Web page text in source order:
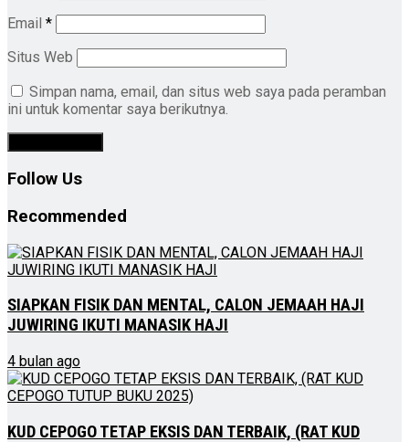
Email *
Situs Web
Simpan nama, email, dan situs web saya pada peramban
ini untuk komentar saya berikutnya.
Follow Us
Recommended
SIAPKAN FISIK DAN MENTAL, CALON JEMAAH HAJI
JUWIRING IKUTI MANASIK HAJI
4 bulan ago
KUD CEPOGO TETAP EKSIS DAN TERBAIK, (RAT KUD